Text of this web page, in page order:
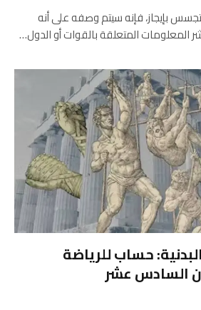
بإيجاز، فإنه سيتم وصفه على أنه
المعلومات المتعلقة بالقوات أو الدول…
حساب للرياضة
السادس عشر